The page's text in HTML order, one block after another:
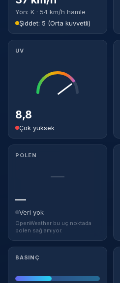
Yön: K · 54 km/h hamle
Şiddet: 5 (Orta kuvvetli)
UV
8,8
Çok yüksek
POLEN
—
—
Veri yok
OpenWeather bu uç noktada
polen sağlamıyor.
BASINÇ